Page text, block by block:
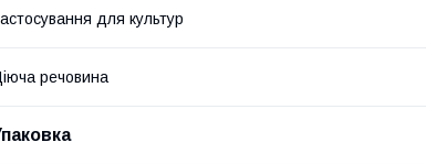
для культур
речовина